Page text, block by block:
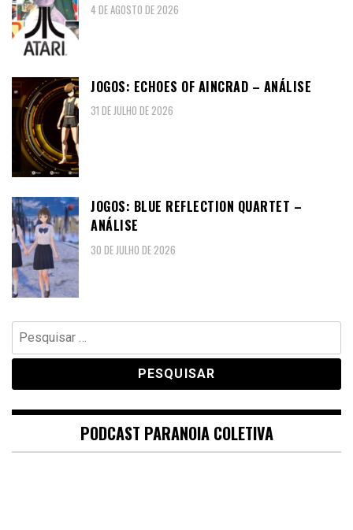
4 DE AGOSTO DE 2026
JOGOS: ECHOES OF AINCRAD – ANÁLISE
31 DE JULHO DE 2026
JOGOS: BLUE REFLECTION QUARTET –
ANÁLISE
30 DE JULHO DE 2026
Pesquisar
por:
PODCAST PARANOIA COLETIVA